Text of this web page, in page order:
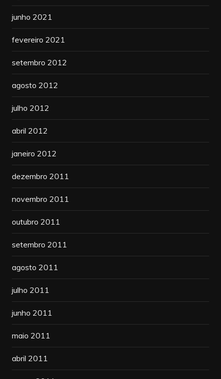
junho 2021
fevereiro 2021
setembro 2012
agosto 2012
julho 2012
abril 2012
janeiro 2012
dezembro 2011
novembro 2011
outubro 2011
setembro 2011
agosto 2011
julho 2011
junho 2011
maio 2011
abril 2011